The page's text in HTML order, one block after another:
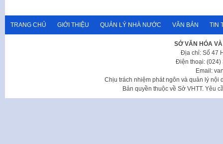
TRANG CHỦ GIỚI THIỆU QUẢN LÝ NHÀ NƯỚC VĂN BẢN TIN
SỞ VĂN HÓA
Địa chỉ: Số 47
Điện thoại: (024)
Email:
Chịu trách nhiệm phát ngôn và quản lý nội
Bản quyền thuộc về Sở VHTT. Yêu